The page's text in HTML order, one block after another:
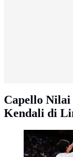
Capello
Kendali di
Momen
Gonzalo
Madrid vs